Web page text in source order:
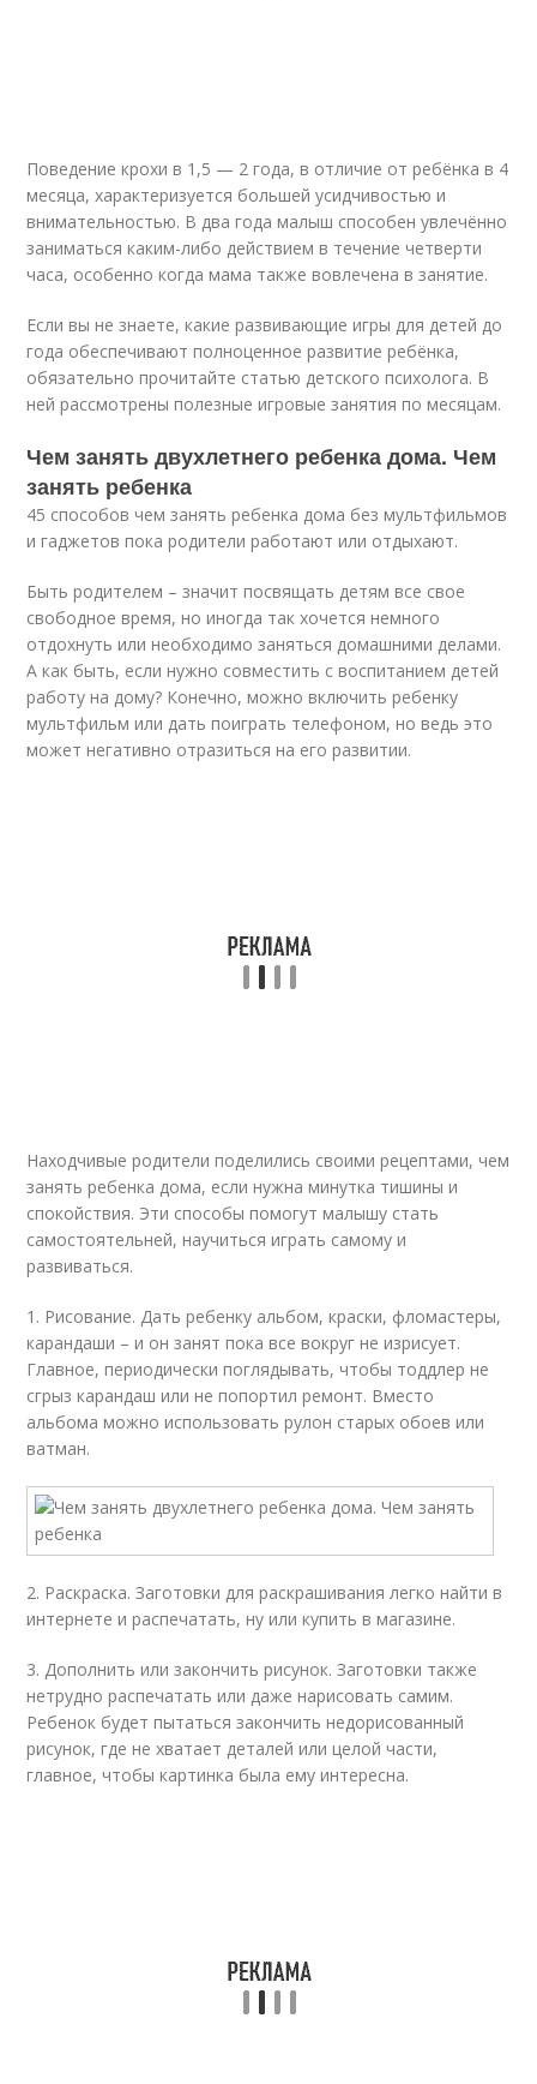
Поведение крохи в 1,5 — 2 года, в отличие от ребёнка в 4
месяца, характеризуется большей усидчивостью и
внимательностью. В два года малыш способен увлечённо
заниматься каким-либо действием в течение четверти
часа, особенно когда мама также вовлечена в занятие.
Если вы не знаете, какие развивающие игры для детей до
года обеспечивают полноценное развитие ребёнка,
обязательно прочитайте статью детского психолога. В
ней рассмотрены полезные игровые занятия по месяцам.
Чем занять двухлетнего ребенка дома. Чем
занять ребенка
45 способов чем занять ребенка дома без мультфильмов
и гаджетов пока родители работают или отдыхают.
Быть родителем – значит посвящать детям все свое
свободное время, но иногда так хочется немного
отдохнуть или необходимо заняться домашними делами.
А как быть, если нужно совместить с воспитанием детей
работу на дому? Конечно, можно включить ребенку
мультфильм или дать поиграть телефоном, но ведь это
может негативно отразиться на его развитии.
Находчивые родители поделились своими рецептами, чем
занять ребенка дома, если нужна минутка тишины и
спокойствия. Эти способы помогут малышу стать
самостоятельней, научиться играть самому и
развиваться.
1. Рисование. Дать ребенку альбом, краски, фломастеры,
карандаши – и он занят пока все вокруг не изрисует.
Главное, периодически поглядывать, чтобы тоддлер не
сгрыз карандаш или не попортил ремонт. Вместо
альбома можно использовать рулон старых обоев или
ватман.
2. Раскраска. Заготовки для раскрашивания легко найти в
интернете и распечатать, ну или купить в магазине.
3. Дополнить или закончить рисунок. Заготовки также
нетрудно распечатать или даже нарисовать самим.
Ребенок будет пытаться закончить недорисованный
рисунок, где не хватает деталей или целой части,
главное, чтобы картинка была ему интересна.